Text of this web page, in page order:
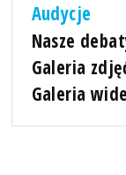
Audycje
Nasze
Galeria
Galeria